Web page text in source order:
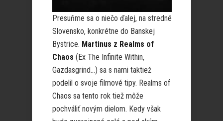
Presuňme sa o niečo ďalej, na stredné
Slovensko, konkrétne do Banskej
Bystrice. Martinus z Realms of
Chaos (Ex The Infinite Within,
Gazdasgrind…) sa s nami taktiež
podelil o svoje filmové tipy. Realms of
Chaos sa tento rok tiež môže
pochváliť novým dielom. Kedy však